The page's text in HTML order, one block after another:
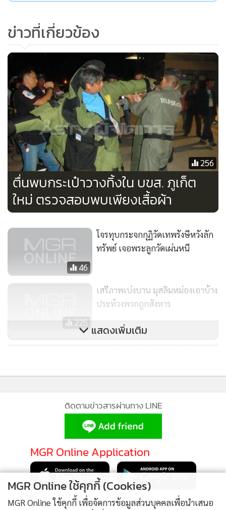
ข่าวที่เกี่ยวข้อง
256
ตื่นพบกระเป๋าวางทิ้งใน บขส. ภูเก็ต
ใหม่ ตรวจสอบพบเพียงเสื้อผ้า
46
โจรทุบกระจกกุฏิวัดเทพรังษีหวังลัก
ทรัพย์ เจอพระลูกวัดเผ่นหนี
225
เสรีภาพเบ่งบาน มุสลิมหม่องเอาบ้าง
ประท้วงพวกถูกสังหาร
12
ตร. 300 นายดูแลสงกรานต์ข้าวสาร
แสดงเพิ่มเติม
ติดตามข่าวสารผ่านทาง LINE
MGR Online Application
ติดตาม MGR Online
MGR Online ใช้คุกกี้ (Cookies)
MGR Online ใช้คุกกี้ เพื่อจัดการข้อมูลส่วนบุคคลเพื่อนำเสนอ